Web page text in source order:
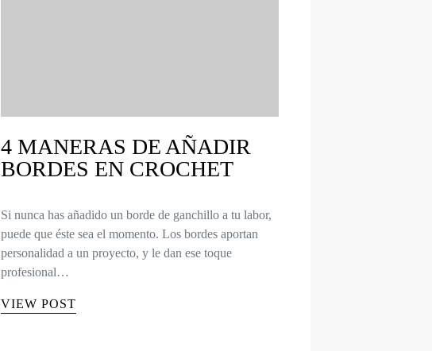
4 MANERAS DE AÑADIR
BORDES EN CROCHET
Si nunca has añadido un borde de ganchillo a tu labor,
puede que éste sea el momento. Los bordes aportan
personalidad a un proyecto, y le dan ese toque
profesional…
VIEW POST